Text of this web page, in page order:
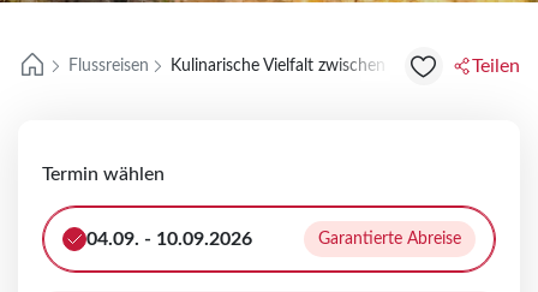
Flussreisen Kulinarische Vielfalt zwischen Donau und Main
Teilen
Termin wählen
04.09. - 10.09.2026 Garantierte Abreise